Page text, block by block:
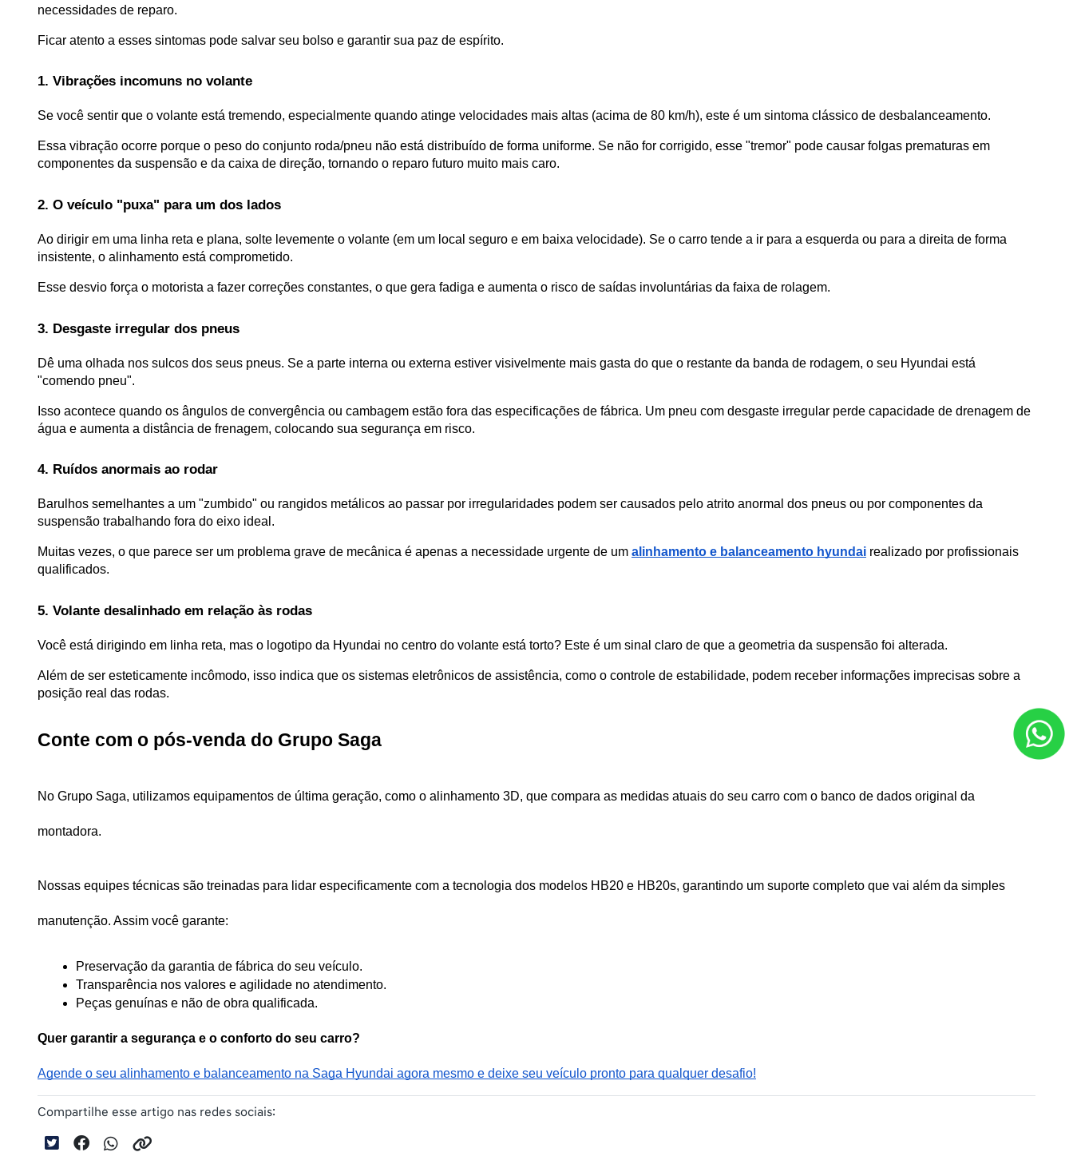
necessidades de reparo.
Ficar atento a esses sintomas pode salvar seu bolso e garantir sua paz de espírito.
1. Vibrações incomuns no volante
Se você sentir que o volante está tremendo, especialmente quando atinge velocidades mais altas (acima de 80 km/h), este é um sintoma clássico de desbalanceamento.
Essa vibração ocorre porque o peso do conjunto roda/pneu não está distribuído de forma uniforme. Se não for corrigido, esse "tremor" pode causar folgas prematuras em
componentes da suspensão e da caixa de direção, tornando o reparo futuro muito mais caro.
2. O veículo "puxa" para um dos lados
Ao dirigir em uma linha reta e plana, solte levemente o volante (em um local seguro e em baixa velocidade). Se o carro tende a ir para a esquerda ou para a direita de forma
insistente, o alinhamento está comprometido.
Esse desvio força o motorista a fazer correções constantes, o que gera fadiga e aumenta o risco de saídas involuntárias da faixa de rolagem.
3. Desgaste irregular dos pneus
Dê uma olhada nos sulcos dos seus pneus. Se a parte interna ou externa estiver visivelmente mais gasta do que o restante da banda de rodagem, o seu Hyundai está
"comendo pneu".
Isso acontece quando os ângulos de convergência ou cambagem estão fora das especificações de fábrica. Um pneu com desgaste irregular perde capacidade de drenagem de
água e aumenta a distância de frenagem, colocando sua segurança em risco.
4. Ruídos anormais ao rodar
Barulhos semelhantes a um "zumbido" ou rangidos metálicos ao passar por irregularidades podem ser causados pelo atrito anormal dos pneus ou por componentes da
suspensão trabalhando fora do eixo ideal.
Muitas vezes, o que parece ser um problema grave de mecânica é apenas a necessidade urgente de um alinhamento e balanceamento hyundai realizado por profissionais
qualificados.
5. Volante desalinhado em relação às rodas
Você está dirigindo em linha reta, mas o logotipo da Hyundai no centro do volante está torto? Este é um sinal claro de que a geometria da suspensão foi alterada.
Além de ser esteticamente incômodo, isso indica que os sistemas eletrônicos de assistência, como o controle de estabilidade, podem receber informações imprecisas sobre a
posição real das rodas.
Conte com o pós-venda do Grupo Saga
No Grupo Saga, utilizamos equipamentos de última geração, como o alinhamento 3D, que compara as medidas atuais do seu carro com o banco de dados original da
montadora.
Nossas equipes técnicas são treinadas para lidar especificamente com a tecnologia dos modelos HB20 e HB20s, garantindo um suporte completo que vai além da simples
manutenção. Assim você garante:
Preservação da garantia de fábrica do seu veículo.
Transparência nos valores e agilidade no atendimento.
Peças genuínas e não de obra qualificada.
Quer garantir a segurança e o conforto do seu carro?
Agende o seu alinhamento e balanceamento na Saga Hyundai agora mesmo e deixe seu veículo pronto para qualquer desafio!
Compartilhe esse artigo nas redes sociais: